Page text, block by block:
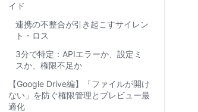
イド
連携の不整合が引き起こすサイレン
ト・ロス
3分で特定：APIエラーか、設定ミ
スか、権限不足か
【Google Drive編】「ファイルが開け
ない」を防ぐ権限管理とプレビュー最
適化